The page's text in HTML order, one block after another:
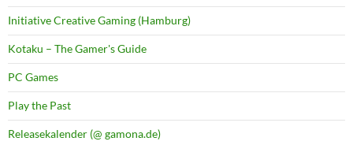
Initiative Creative Gaming (Hamburg)
Kotaku – The Gamer's Guide
PC Games
Play the Past
Releasekalender (@ gamona.de)